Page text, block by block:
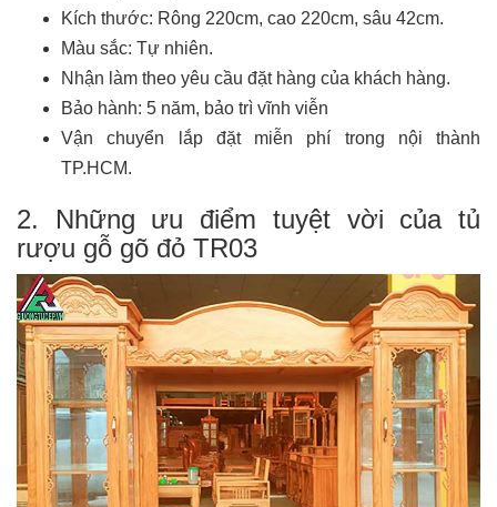
Kích thước: Rông 220cm, cao 220cm, sâu 42cm.
Màu sắc: Tự nhiên.
Nhận làm theo yêu cầu đặt hàng của khách hàng.
Bảo hành: 5 năm, bảo trì vĩnh viễn
Vận chuyển lắp đặt miễn phí trong nội thành
TP.HCM.
2. Những ưu điểm tuyệt vời của tủ
rượu gỗ gõ đỏ TR03